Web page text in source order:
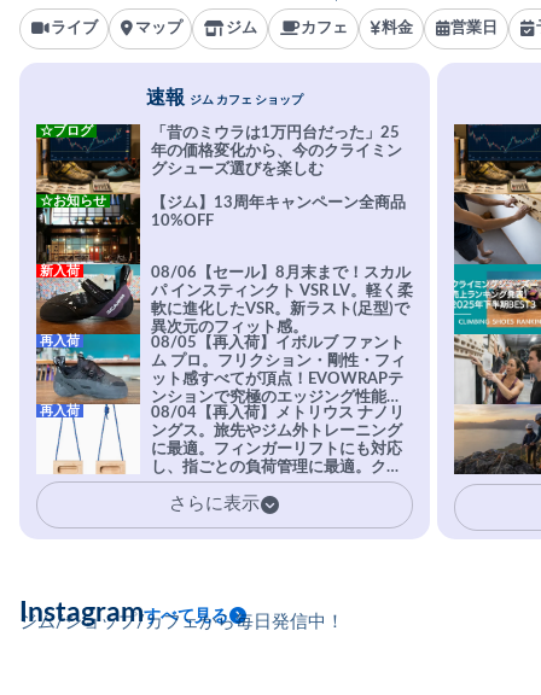
ライブ マップ ジム カフェ 料金 営業日
速報 ジム カフェ ショップ
「昔のミウラは1万円台だった」25
年の価格変化から、今のクライミン
グシューズ選びを楽しむ
☆ブログ
【ジム】13周年キャンペーン全商品
10%OFF
☆お知らせ
08/06【セール】8月末まで！スカル
パ インスティンクト VSR LV。軽く柔
軟に進化したVSR。新ラスト(足型)で
異次元のフィット感。
新入荷
08/05【再入荷】イボルブ ファント
ム プロ。フリクション・剛性・フィ
ット感すべてが頂点！EVOWRAPテ
ンションで究極のエッジング性能を
実現。進化系ラバーEvo-74はTRAX
を凌駕する粘着力で極小ホールドに
安心感。
再入荷
08/04【再入荷】メトリウス ナノリ
ングス。旅先やジム外トレーニング
に最適。フィンガーリフトにも対応
し、指ごとの負荷管理に最適。クラ
イマーの指を本気で鍛えるギア。
再入荷
さらに表示
ジム/ショップ/カフェから毎日発信中！
Instagramすべて見る